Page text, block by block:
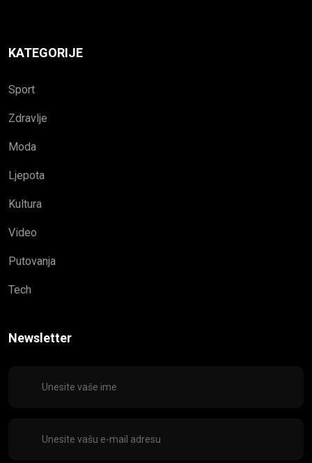
KATEGORIJE
Sport
Zdravlje
Moda
Ljepota
Kultura
Video
Putovanja
Tech
Newsletter